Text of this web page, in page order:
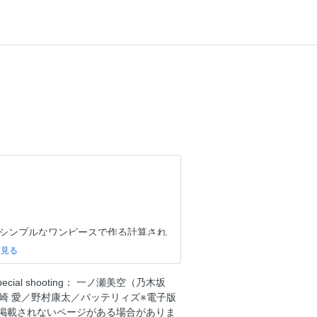
ンプルなワンピースで作る計算され
上げる
ント」
shooting： 一ノ瀬美空（乃木坂
愛／野村康太／バッテリィズ※電子版
載されないページがある場合がありま